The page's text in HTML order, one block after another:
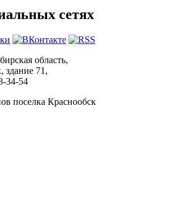
сетях
область,
здание 71,
34-54
поселка Краснообск